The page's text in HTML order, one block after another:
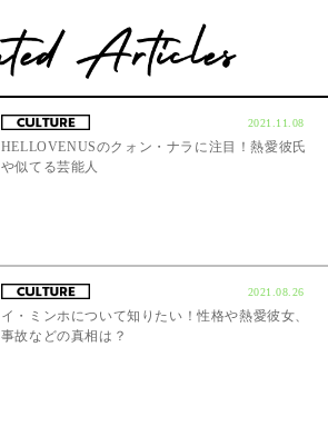
2021.11.08
HELLOVENUSのクォン・ナラに注目！熱愛彼氏
や似てる芸能人
2021.08.26
イ・ミンホについて知りたい！性格や熱愛彼女、
事故などの真相は？